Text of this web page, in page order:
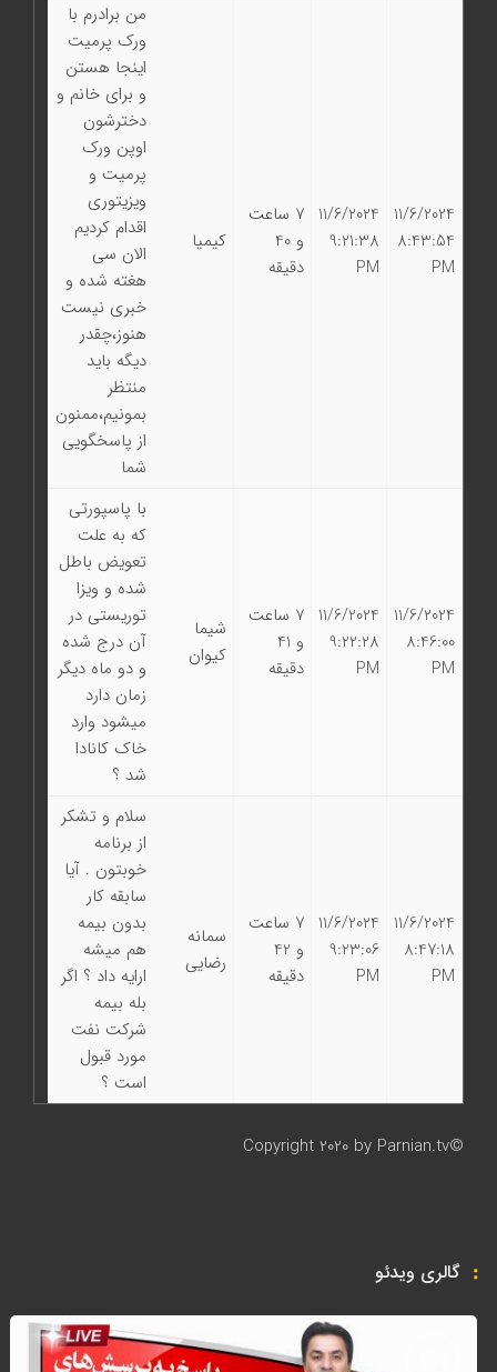
11/6/2024
8:43:54
PM
11/6/2024
9:21:38
PM
7 ساعت
و 40
دقیقه
کیمیا
من برادرم با
ورک پرمیت
اینجا هستن
و برای خانم و
دخترشون
اوپن ورک
پرمیت و
ویزیتوری
اقدام کردیم
الان سی
هغته شده و
خبری نیست
هنوز،چقدر
دیگه باید
منتظر
بمونیم،ممنون
از پاسخگویی
شما
11/6/2024
8:46:00
PM
11/6/2024
9:22:28
PM
7 ساعت
و 41
دقیقه
شیما
کیوان
با پاسپورتی
که به علت
تعویض باطل
شده و ویزا
توریستی در
آن درج شده
و دو ماه دیگر
زمان دارد
میشود وارد
خاک کانادا
شد ؟
11/6/2024
8:47:18
PM
11/6/2024
9:23:06
PM
7 ساعت
و 42
دقیقه
سمانه
رضایی
سلام و تشکر
از برنامه
خوبتون . آیا
سابقه کار
بدون بیمه
هم میشه
ارایه داد ؟ اگر
بله بیمه
شرکت نفت
مورد قبول
است ؟
©Copyright 2020 by Parnian.tv
گالری ویدئو